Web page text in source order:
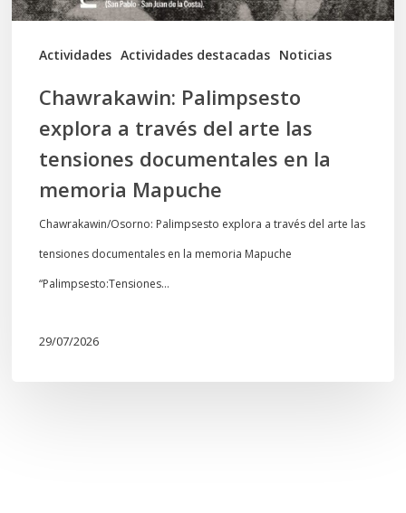
Actividades Actividades destacadas Noticias
tensiones
documentales
memoria
Mapuche
Chawrakawin: Palimpsesto
explora a través del arte las
tensiones documentales en la
memoria Mapuche
Chawrakawin/Osorno: Palimpsesto explora a través del arte las
tensiones documentales en la memoria Mapuche
“Palimpsesto:Tensiones…
29/07/2026